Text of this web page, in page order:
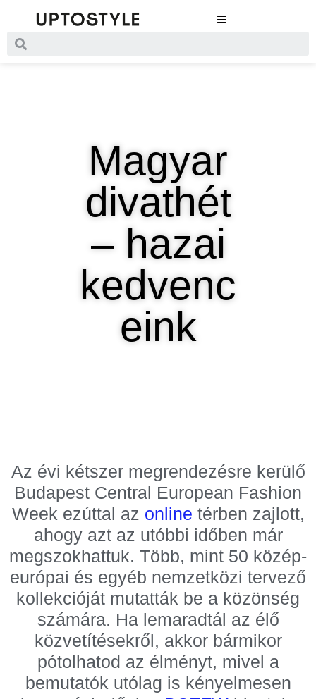
Magyar
divathét
– hazai
kedvenc
eink
Az évi kétszer megrendezésre kerülő
Budapest Central European Fashion
Week ezúttal az online térben zajlott,
ahogy azt az utóbbi időben már
megszokhattuk. Több, mint 50 közép-
európai és egyéb nemzetközi tervező
kollekcióját mutatták be a közönség
számára. Ha lemaradtál az élő
közvetítésekről, akkor bármikor
pótolhatod az élményt, mivel a
bemutatók utólag is kényelmesen